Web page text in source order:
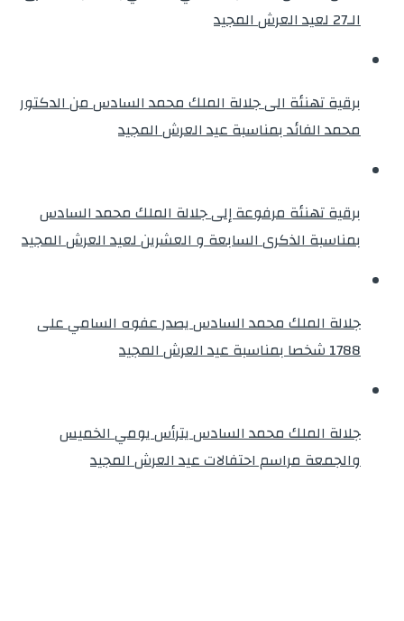
الـ27 لعيد العرش المجيد
برقية تهنئة الى جلالة الملك محمد السادس من الدكتور
محمد الفائد بمناسبة عيد العرش المجيد
برقية تهنئة مرفوعة إلى جلالة الملك محمد السادس
بمناسبة الذكرى السابعة و العشرين لعيد العرش المجيد
جلالة الملك محمد السادس يصدر عفوه السامي على
1788 شخصا بمناسبة عيد العرش المجيد
جلالة الملك محمد السادس يترأس يومي الخميس
والجمعة مراسم احتفالات عيد العرش المجيد